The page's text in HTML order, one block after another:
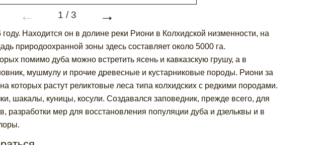
← 1 /3 →
Находится он в долине реки Риони в Колхидской низменности, на
природоохранной зоны здесь составляет около 5000 га.
помимо дуба можно встретить ясень и кавказскую грушу, а в
мушмулу и прочие древесные и кустарниковые породы. Риони за
которых растут реликтовые леса типа колхидских с редкими породами.
шакалы, куницы, косули. Создавался заповедник, прежде всего, для
разработки мер для восстановления популяции дуба и дзельквы и в